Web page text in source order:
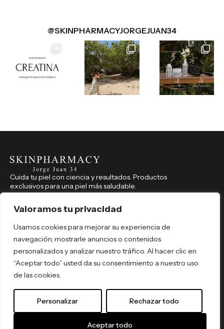
Valoramos tu privacidad
Usamos cookies para mejorar su experiencia de
navegación, mostrarle anuncios o contenidos
personalizados y analizar nuestro tráfico. Al hacer clic en
“Aceptar todo” usted da su consentimiento a nuestro uso
de las cookies.
Personalizar Rechazar todo
Aceptar todo
@SKINPHARMACYJORGEJUAN34
Cuida tu piel con ciencia y resultados. Productos
exclusivos para una piel más saludable.
914 350 541
Jorge Juan, 34, Madrid (Madrid), 28001
REDES SOCIALES
skinpharmacyjorgejuan34
skinpharmacyjorgejuan34
Por necesidad
Política de Privacidad
© 2026 Skin Pharmacy. Todos los
derechos reservados. By